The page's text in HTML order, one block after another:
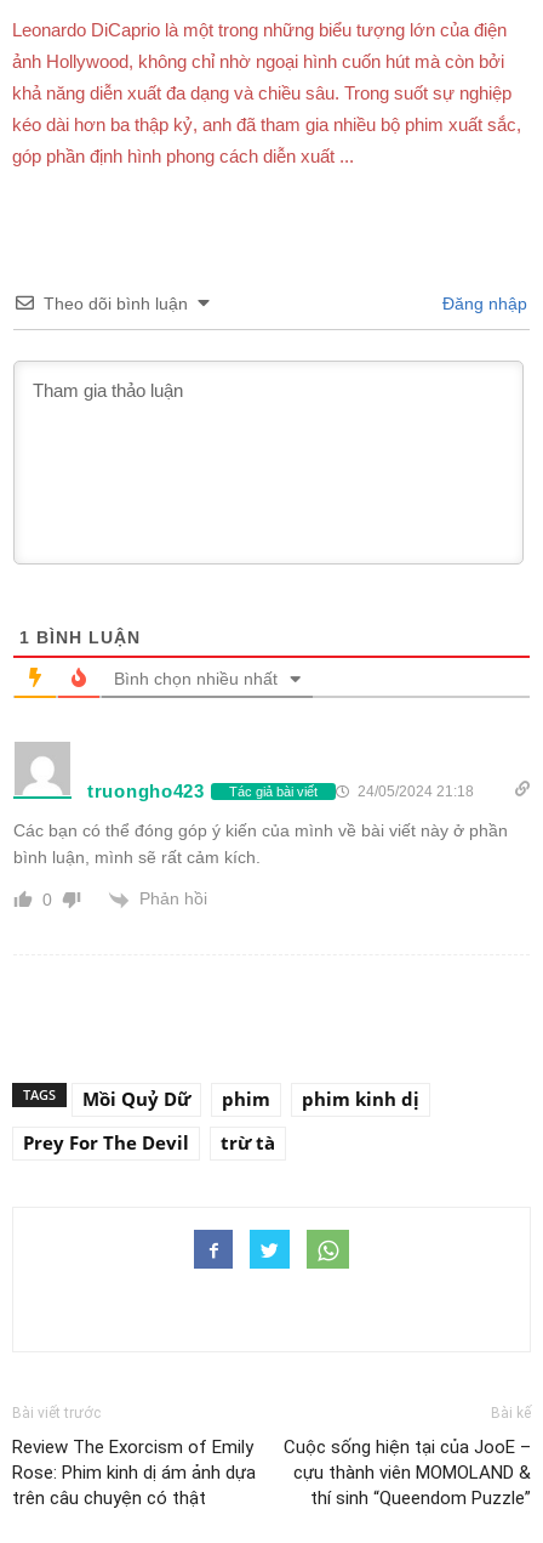
Leonardo DiCaprio là một trong những biểu tượng lớn của điện
ảnh Hollywood, không chỉ nhờ ngoại hình cuốn hút mà còn bởi
khả năng diễn xuất đa dạng và chiều sâu. Trong suốt sự nghiệp
kéo dài hơn ba thập kỷ, anh đã tham gia nhiều bộ phim xuất sắc,
góp phần định hình phong cách diễn xuất ...
Theo dõi bình luận Đăng nhập
1 BÌNH LUẬN
Bình chọn nhiều nhất
truongho423 Tác giả bài viết 24/05/2024 21:18
Các bạn có thể đóng góp ý kiến của mình về bài viết này ở phần
bình luận, mình sẽ rất cảm kích.
0 Phản hồi
TAGS Mồi Quỷ Dữ phim
phim kinh dị
Prey For The Devil
trừ tà
Bài viết trước
Review The Exorcism of Emily
Rose: Phim kinh dị ám ảnh dựa
trên câu chuyện có thật
Bài kế
Cuộc sống hiện tại của JooE –
cựu thành viên MOMOLAND &
thí sinh “Queendom Puzzle”